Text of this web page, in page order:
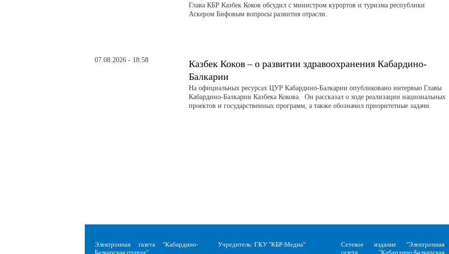
Глава КБР Казбек Коков обсудил с министром курортов и туризма республики
Аскером Бифовым вопросы развития отрасли.
07.08.2026 - 18:58
Казбек Коков – о развитии здравоохранения Кабардино-
Балкарии
На официальных ресурсах ЦУР Кабардино-Балкарии опубликовано интервью Главы
Кабардино-Балкарии Казбека Кокова. Он рассказал о ходе реализации национальных
проектов и государственных программ, а также обозначил приоритетные задачи.
Электронная газета "Кабардино-
Балкарская правда"
Учредитель: ГКУ "КБР-Медиа"
Сетевое издание "Электронная
газета "Кабардино-Балкарская